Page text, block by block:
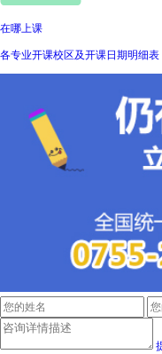
在哪上课
各专业开课校区及开课日期明细表